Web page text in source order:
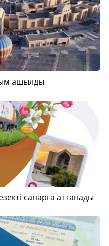
ашылды
сапарға аттанады